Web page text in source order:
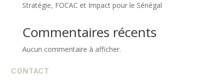
Stratégie, FOCAC et Impact pour le Sénégal
Commentaires récents
Aucun commentaire à afficher.
CONTACT